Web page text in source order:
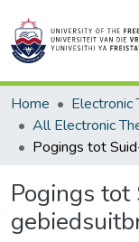
Home
Pogings